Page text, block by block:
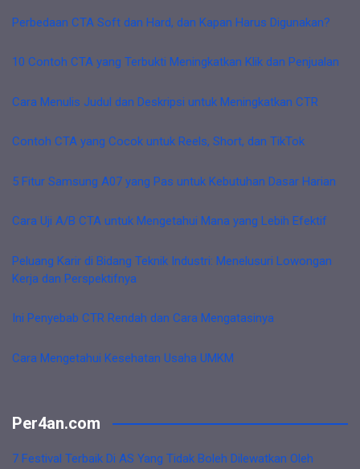
Perbedaan CTA Soft dan Hard, dan Kapan Harus Digunakan?
10 Contoh CTA yang Terbukti Meningkatkan Klik dan Penjualan
Cara Menulis Judul dan Deskripsi untuk Meningkatkan CTR
Contoh CTA yang Cocok untuk Reels, Short, dan TikTok
5 Fitur Samsung A07 yang Pas untuk Kebutuhan Dasar Harian
Cara Uji A/B CTA untuk Mengetahui Mana yang Lebih Efektif
Peluang Karir di Bidang Teknik Industri: Menelusuri Lowongan
Kerja dan Perspektifnya
Ini Penyebab CTR Rendah dan Cara Mengatasinya
Cara Mengetahui Kesehatan Usaha UMKM
Per4an.com
7 Festival Terbaik Di AS Yang Tidak Boleh Dilewatkan Oleh